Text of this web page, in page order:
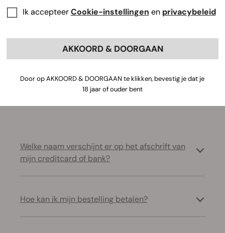
Help Center > Betaling Back
Betaling
Los veelvoorkomende problemen met betalingen en
Welke naam verschijnt er op het afschrift van
mijn creditcard of bank?
Hoe kan ik mijn bestelling betalen?
Ik accepteerCookie-instellingen en privacybeleid
AKKOORD & DOORGAAN
Door op AKKOORD & DOORGAAN te klikken, bevestig je dat je
18 jaar of ouder bent